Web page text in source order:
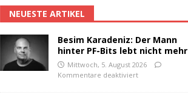
NEUESTE ARTIKEL
Besim Karadeniz: Der Mann
hinter PF-Bits lebt nicht mehr
Mittwoch, 5. August 2026
Kommentare deaktiviert